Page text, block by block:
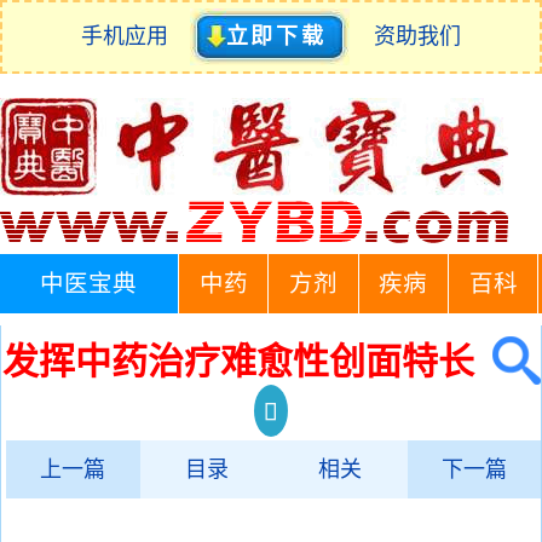
手机应用 立即下载 资助我们
中医宝典 中药 方剂 疾病 百科
发挥中药治疗难愈性创面特长
上一篇 目录 相关 下一篇